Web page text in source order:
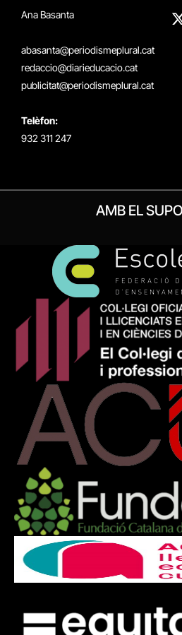
Ana Basanta
abasanta@periodismeplural.cat
redaccio@diarieducacio.cat
publicitat@periodismeplural.cat
Telèfon:
932 311 247
AMB EL